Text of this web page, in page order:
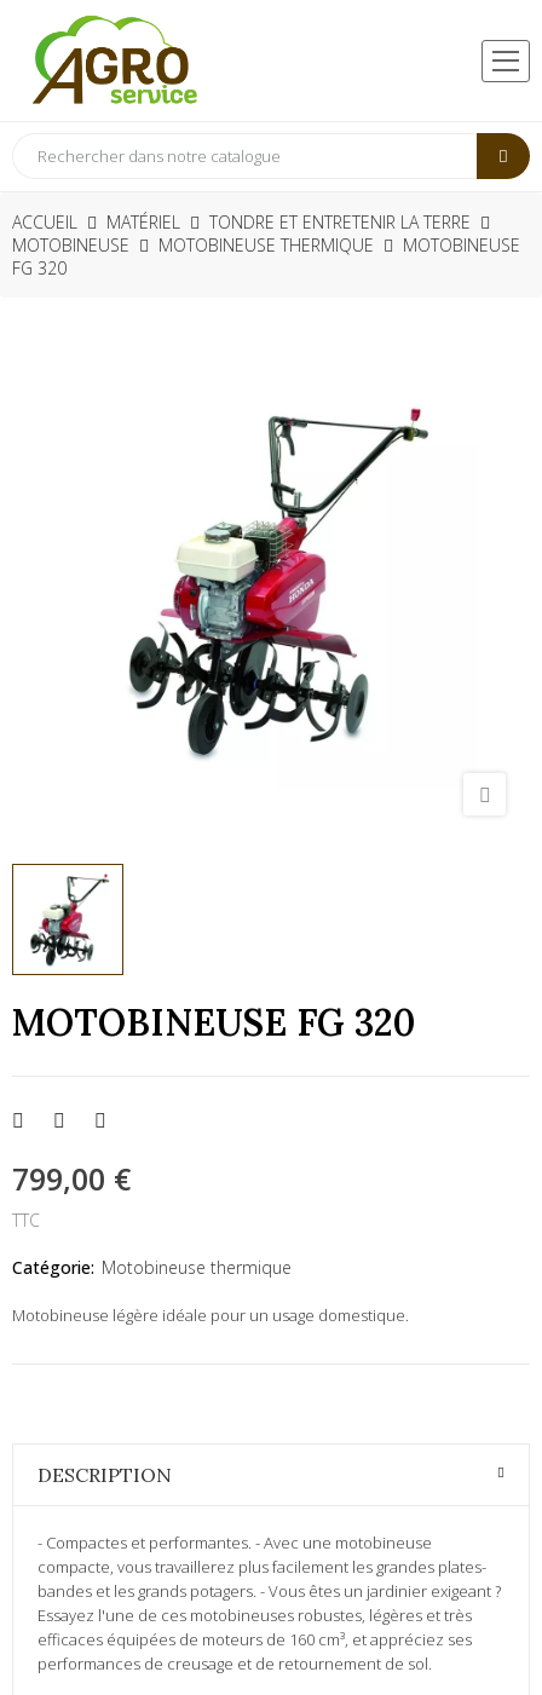
ACCUEIL MATÉRIEL
TONDRE ET ENTRETENIR LA TERRE
MOTOBINEUSE
MOTOBINEUSE THERMIQUE
MOTOBINEUSE
FG 320
MOTOBINEUSE FG 320
799,00 €
TTC
Catégorie: Motobineuse thermique
Motobineuse légère idéale pour un usage domestique.
DESCRIPTION
- Compactes et performantes. - Avec une motobineuse
compacte, vous travaillerez plus facilement les grandes plates-
bandes et les grands potagers. - Vous êtes un jardinier exigeant ?
Essayez l'une de ces motobineuses robustes, légères et très
efficaces équipées de moteurs de 160 cm³, et appréciez ses
performances de creusage et de retournement de sol.